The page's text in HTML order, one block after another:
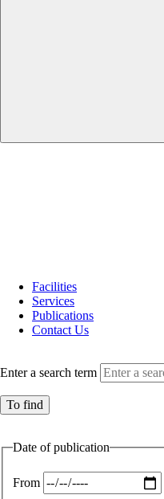
Facilities
Services
Publications
Contact Us
Enter a search term
Date of publication
From